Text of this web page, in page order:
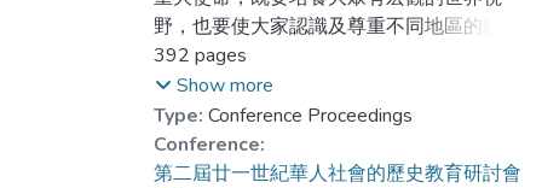
野，也要使大家認識及尊重不同地區的歷史
文化發展，以養成深遠的眼光和廣闊的胸
懷。香港一直被視為既傳承中國傳統文化，
又吸收新學知識的重要地方，近年在通識教
育及專題研習的推動下，歷史教育遇到不同
的挑戰及機遇。
392 pages
Show more
Type: Conference Proceedings
Conference:
第二屆廿一世紀華人社會的歷史教育研討會